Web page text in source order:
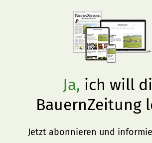
Ja, ich will
BauernZeitung
Jetzt abonnieren und